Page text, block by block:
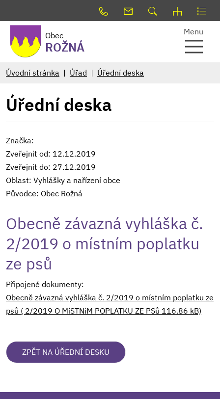
Obec
ROŽNÁ
Menu
Úvodní stránka Úřad Úřední deska
Úřední deska
Značka:
Zveřejnit od: 12.12.2019
Zveřejnit do: 27.12.2019
Oblast: Vyhlášky a nařízení obce
Původce: Obec Rožná
Obecně závazná vyhláška č.
2/2019 o místním poplatku
ze psů
Připojené dokumenty:
Obecně závazná vyhláška č. 2/2019 o místním poplatku ze
psů ( 2/2019 O MíSTNíM POPLATKU ZE PSů 116.86 kB)
ZPĚT NA ÚŘEDNÍ DESKU